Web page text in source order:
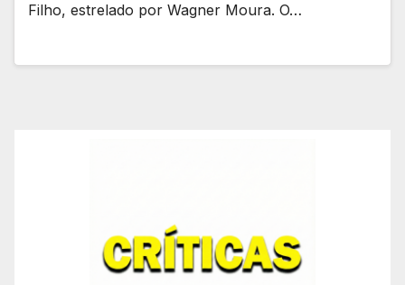
Filho, estrelado por Wagner Moura. O…